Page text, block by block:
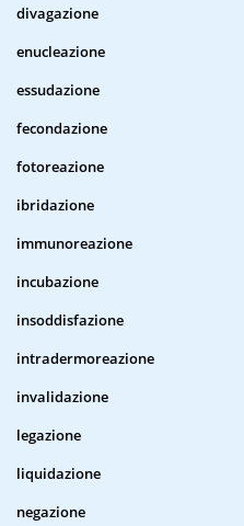
divagazione
enucleazione
essudazione
fecondazione
fotoreazione
ibridazione
immunoreazione
incubazione
insoddisfazione
intradermoreazione
invalidazione
legazione
liquidazione
negazione